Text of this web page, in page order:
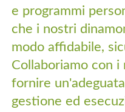
e programmi
che i nostri
modo affidabile,
Collaboriamo con
fornire
gestione ed